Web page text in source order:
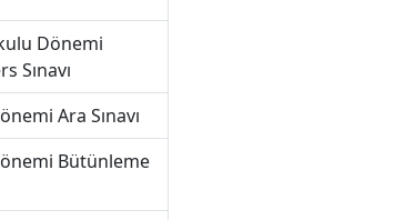
Dönemi
Sınavı
Ara Sınavı
Bütünleme